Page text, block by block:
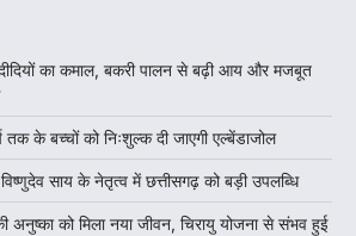
का कमाल, बकरी पालन से बढ़ी आय और मजबूत
के बच्चों को निःशुल्क दी जाएगी एल्बेंडाजोल
साय के नेतृत्व में छत्तीसगढ़ को बड़ी उपलब्धि
अनुष्का को मिला नया जीवन, चिरायु योजना से संभव हुई